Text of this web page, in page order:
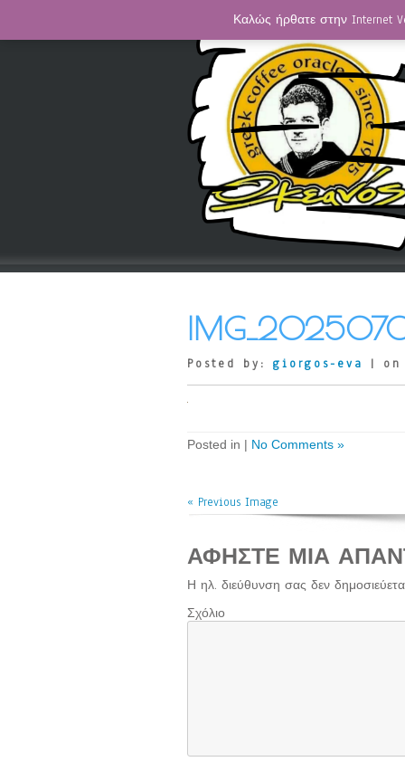
Posted by: giorgos-eva | on
Posted in | No Comments »
« Previous Image
ΑΦΉΣΤΕ ΜΙΑ
Η ηλ. διεύθυνση σας δεν
Σχόλιο
Καλώς ήρθατε στην Internet